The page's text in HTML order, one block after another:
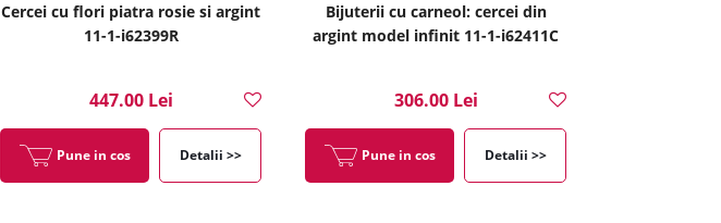
Cercei cu flori piatra rosie si argint
11-1-i62399R
447.00 Lei
Pune in cos Detalii >>
Bijuterii cu carneol: cercei din
argint model infinit 11-1-i62411C
306.00 Lei
Pune in cos Detalii >>